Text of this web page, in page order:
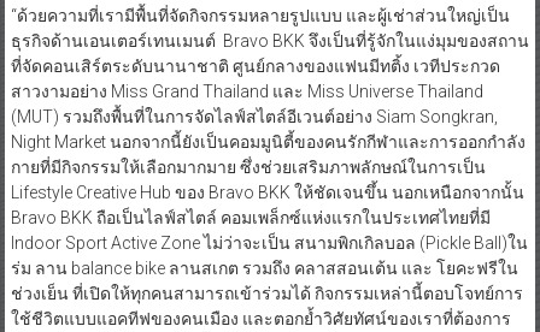
“ด้วยความที่เรามีพื้นที่จัดกิจกรรมหลายรูปแบบ และผู้เช่าส่วนใหญ่เป็น
ธุรกิจด้านเอนเตอร์เทนเมนต์ Bravo BKK จึงเป็นที่รู้จักในแง่มุมของสถาน
ที่จัดคอนเสิร์ตระดับนานาชาติ ศูนย์กลางของแฟนมีทติ้ง เวทีประกวด
สาวงามอย่าง Miss Grand Thailand และ Miss Universe Thailand
(MUT) รวมถึงพื้นที่ในการจัดไลฟ์สไตล์อีเวนต์อย่าง Siam Songkran,
Night Market นอกจากนี้ยังเป็นคอมมูนิตี้ของคนรักกีฬาและการออกกำลัง
กายที่มีกิจกรรมให้เลือกมากมาย ซึ่งช่วยเสริมภาพลักษณ์ในการเป็น
Lifestyle Creative Hub ของ Bravo BKK ให้ชัดเจนขึ้น นอกเหนือกจากนั้น
Bravo BKK ถือเป็นไลฟ์สไตล์ คอมเพล็กซ์แห่งแรกในประเทศไทยที่มี
Indoor Sport Active Zone ไม่ว่าจะเป็น สนามพิกเกิลบอล (Pickle Ball)ใน
ร่ม ลาน balance bike ลานสเกต รวมถึง คลาสสอนเต้น และ โยคะฟรีใน
ช่วงเย็น ที่เปิดให้ทุกคนสามารถเข้าร่วมได้ กิจกรรมเหล่านี้ตอบโจทย์การ
ใช้ชีวิตแบบแอคทีฟของคนเมือง และตอกย้ำวิศัยทัศน์ของเราที่ต้องการ